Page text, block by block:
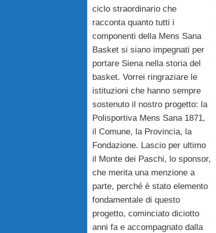
ciclo straordinario che
racconta quanto tutti i
componenti della Mens Sana
Basket si siano impegnati per
portare Siena nella storia del
basket. Vorrei ringraziare le
istituzioni che hanno sempre
sostenuto il nostro progetto: la
Polisportiva Mens Sana 1871,
il Comune, la Provincia, la
Fondazione. Lascio per ultimo
il Monte dei Paschi, lo sponsor,
che merita una menzione a
parte, perché è stato elemento
fondamentale di questo
progetto, cominciato diciotto
anni fa e accompagnato dalla